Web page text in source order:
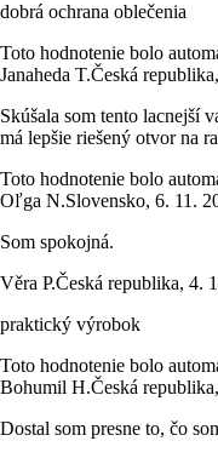
dobrá ochrana oblečenia
Toto hodnotenie bolo
Janaheda T.Česká republika,
Skúšala som tento lacnejší
má lepšie riešený otvor na
Toto hodnotenie bolo
Oľga N.Slovensko, 6. 11.
Som spokojná.
Věra P.Česká republika, 4.
praktický výrobok
Toto hodnotenie bolo
Bohumil H.Česká republika,
Dostal som presne to, čo